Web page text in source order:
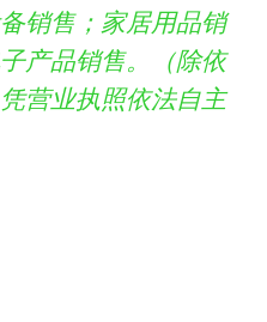
销售；家居用品销
产品销售。（除依
营业执照依法自主